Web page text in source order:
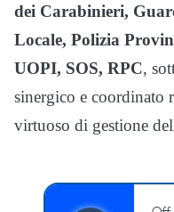
dei Carabinieri,
Locale, Polizia
UOPI, SOS, RPC,
sinergico e coordinato
virtuoso di gestione